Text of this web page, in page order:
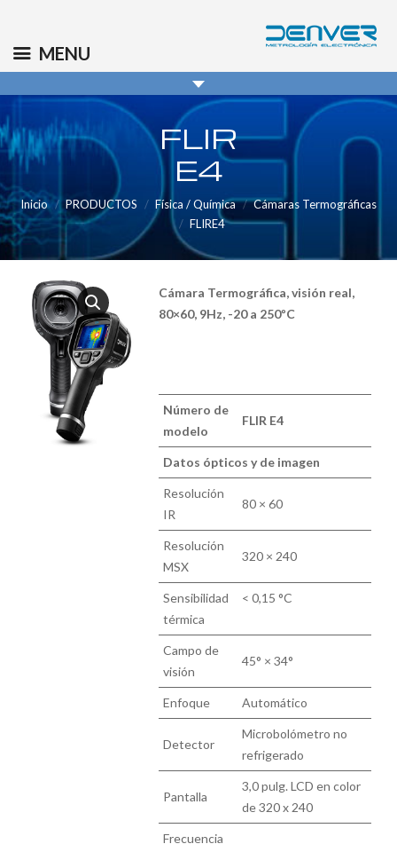
info@denver.es
FLIR
E4
Inicio PRODUCTOS Física / Química
Cámaras Termográficas
FLIRE4
Cámara Termográfica, visión real,
80×60, 9Hz, -20 a 250ºC
Número de
modelo
FLIR E4
Datos ópticos y de imagen
Resolución
IR
80 × 60
Resolución
MSX
320 × 240
Sensibilidad
térmica
< 0,15 °C
Campo de
visión
45° × 34°
Enfoque Automático
Detector
Microbolómetro no
refrigerado
Pantalla
3,0 pulg. LCD en color
de 320 x 240
Frecuencia
MENU